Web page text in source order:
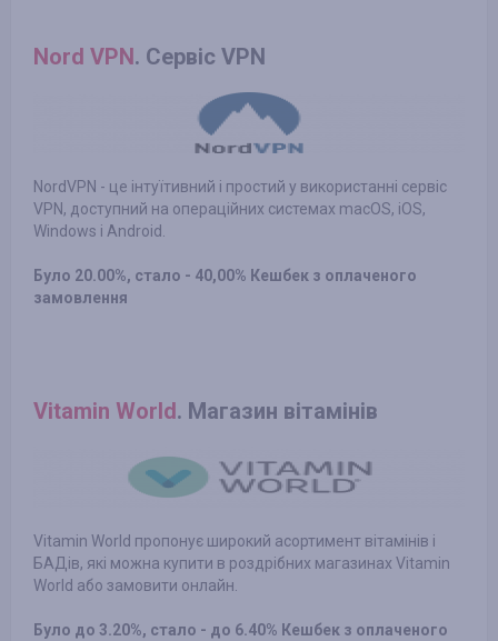
Nord VPN. Cервіс VPN
NordVPN - це інтуїтивний і простий у використанні сервіс
VPN, доступний на операційних системах macOS, iOS,
Windows і Android.
Було 20.00%, стало - 40,00% Кешбек з оплаченого
замовлення
Vitamin World. Магазин вітамінів
Vitamin World пропонує широкий асортимент вітамінів і
БАДів, які можна купити в роздрібних магазинах Vitamin
World або замовити онлайн.
Було до 3.20%, стало - до 6.40% Кешбек з оплаченого